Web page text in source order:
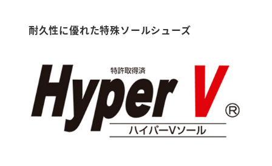
耐久性に優れた特殊ソールシューズ